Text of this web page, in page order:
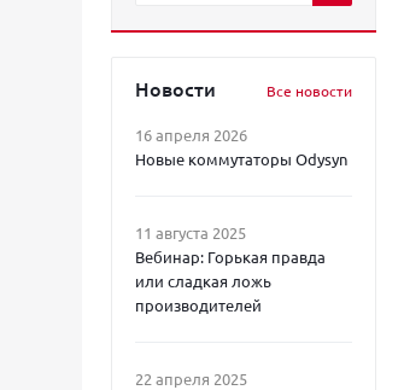
Новости Все новости
16 апреля 2026
Новые коммутаторы Odysyn
11 августа 2025
Вебинар: Горькая правда
или сладкая ложь
производителей
22 апреля 2025